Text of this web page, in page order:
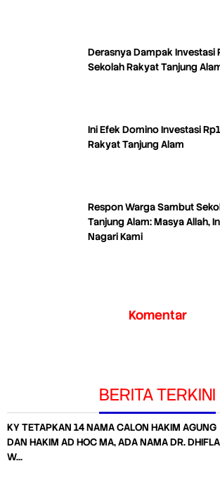
Derasnya Dampak Investasi
Sekolah Rakyat Tanjung
Ini Efek Domino Investasi
Rakyat Tanjung Alam
Respon Warga Sambut
Tanjung Alam: Masya Allah,
Nagari Kami
Komentar
BERITA TERKINI
KY TETAPKAN 14 NAMA CALON HAKIM AGUNG
DAN HAKIM AD HOC MA, ADA NAMA DR. DHIFLA
W…